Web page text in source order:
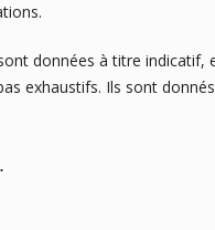
données à titre indicatif,
exhaustifs. Ils sont